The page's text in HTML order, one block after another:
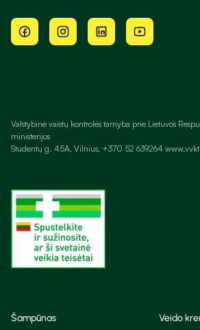
Valstybinė vaistų kontrolės tarnyba prie Lietuvos
ministerijos
Studentų g. 45A, Vilnius, +370 52 639264
Šampūnas
Veido